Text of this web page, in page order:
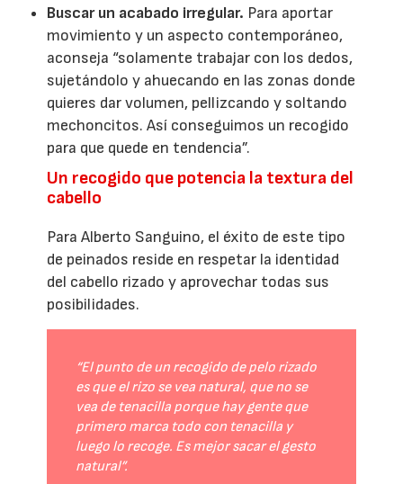
Buscar un acabado irregular. Para aportar
movimiento y un aspecto contemporáneo,
aconseja “solamente trabajar con los dedos,
sujetándolo y ahuecando en las zonas donde
quieres dar volumen, pellizcando y soltando
mechoncitos. Así conseguimos un recogido
para que quede en tendencia”.
Un recogido que potencia la textura del
cabello
Para Alberto Sanguino, el éxito de este tipo
de peinados reside en respetar la identidad
del cabello rizado y aprovechar todas sus
posibilidades.
“El punto de un recogido de pelo rizado
es que el rizo se vea natural, que no se
vea de tenacilla porque hay gente que
primero marca todo con tenacilla y
luego lo recoge. Es mejor sacar el gesto
natural”.